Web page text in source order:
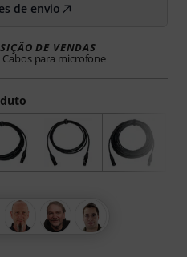
de envio
DE VENDAS
Cabos para microfone